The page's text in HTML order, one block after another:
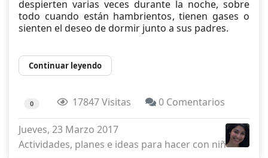
despierten varias veces durante la noche, sobre
todo cuando están hambrientos, tienen gases o
sienten el deseo de dormir junto a sus padres.
Continuar leyendo
0 17847 Visitas 0 Comentarios
Jueves, 23 Marzo 2017
Actividades, planes e ideas para hacer con niños